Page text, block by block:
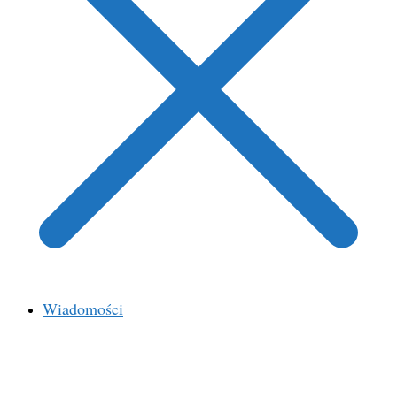
Wiadomości